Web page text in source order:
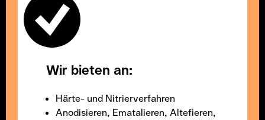
Wir bieten an:
Härte- und Nitrierverfahren
Anodisieren, Ematalieren, Altefieren,